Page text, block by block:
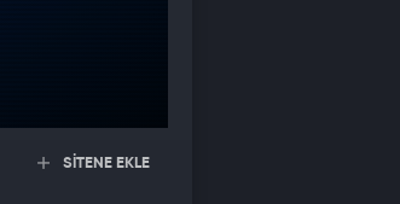
SİTENE EKLE